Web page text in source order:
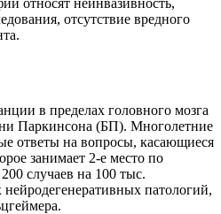
относят неинвазивность,
отсутствие вредного
в пределах головного мозга
Паркинсона (БП). Многолетние
ответы на вопросы, касающиеся
занимает 2-е место по
случаев на 100 тыс.
нейродегенеративных патологий,